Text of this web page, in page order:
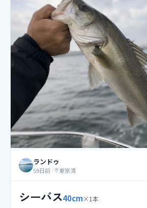
ランドゥ
59日前 · 東京湾
シーバス40cm×1本